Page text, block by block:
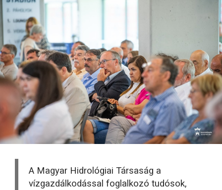
A Magyar Hidrológiai Társaság a
vízgazdálkodással foglalkozó tudósok,